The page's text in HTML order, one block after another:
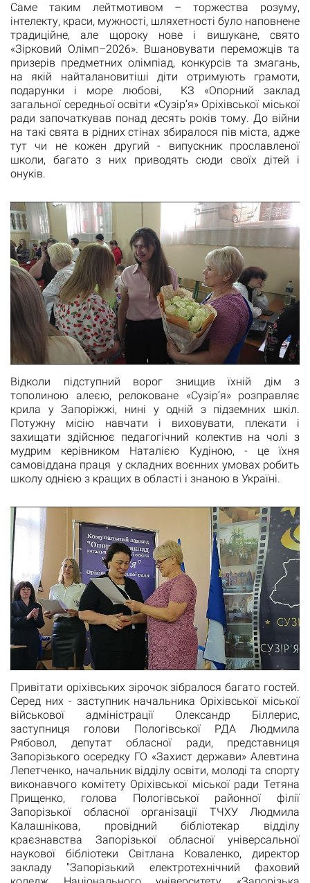
Саме таким лейтмотивом – торжества розуму,
інтелекту, краси, мужності, шляхетності було наповнене
традиційне, але щороку нове і вишукане, свято
«Зірковий Олімп–2026». Вшановувати переможців та
призерів предметних олімпіад, конкурсів та змагань,
на якій найталановитіші діти отримують грамоти,
подарунки і море любові, КЗ «Опорний заклад
загальної середньої освіти «Сузір’я» Оріхівської міської
ради започаткував понад десять років тому. До війни
на такі свята в рідних стінах збиралося пів міста, адже
тут чи не кожен другий - випускник прославленої
школи, багато з них приводять сюди своїх дітей і
онуків.
Відколи підступний ворог знищив їхній дім з
тополиною алеєю, релоковане «Сузір’я» розправляє
крила у Запоріжжі, нині у одній з підземних шкіл.
Потужну місію навчати і виховувати, плекати і
захищати здійснює педагогічний колектив на чолі з
мудрим керівником Наталією Кудіною, - це їхня
самовіддана праця у складних воєнних умовах робить
школу однією з кращих в області і знаною в Україні.
Привітати оріхівських зірочок зібралося багато гостей.
Серед них - заступник начальника Оріхівської міської
військової адміністрації Олександр Біллерис,
заступниця голови Пологівської РДА Людмила
Рябовол, депутат обласної ради, представниця
Запорізького осередку ГО «Захист держави» Алевтина
Лепетченко, начальник відділу освіти, молоді та спорту
виконавчого комітету Оріхівської міської ради Тетяна
Прищенко, голова Пологівської районної філії
Запорізької обласної організації ТЧХУ Людмила
Калашнікова, провідний бібліотекар відділу
краєзнавства Запорізької обласної універсальної
наукової бібліотеки Світлана Коваленко, директор
закладу "Запорізький електротехнічний фаховий